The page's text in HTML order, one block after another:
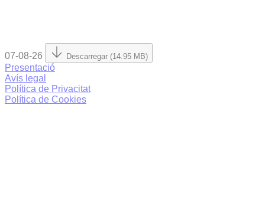
07-08-26 Descarregar (14.95 MB)
Presentació
Avís legal
Política de Privacitat
Política de Cookies